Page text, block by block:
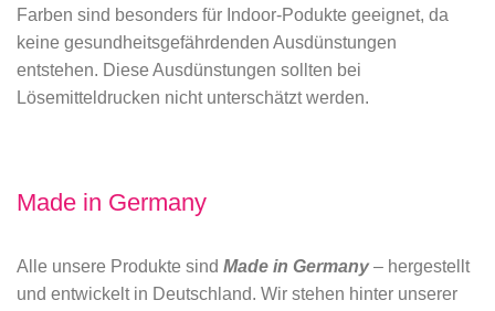
Farben sind besonders für Indoor-Podukte geeignet, da
keine gesundheitsgefährdenden Ausdünstungen
entstehen. Diese Ausdünstungen sollten bei
Lösemitteldrucken nicht unterschätzt werden.
Made in Germany
Alle unsere Produkte sind Made in Germany– hergestellt
und entwickelt in Deutschland. Wir stehen hinter unserer